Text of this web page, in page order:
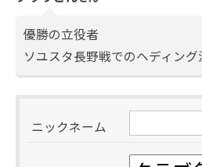
優勝の立役者
ソユスタ長野戦でのヘディン
ニックネーム